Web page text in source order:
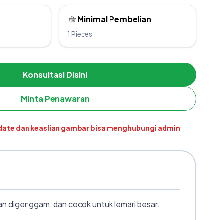
Minimal Pembelian
1 Pieces
Konsultasi Disini
Minta Penawaran
dan keaslian gambar bisa menghubungi admin
digenggam, dan cocok untuk lemari besar.